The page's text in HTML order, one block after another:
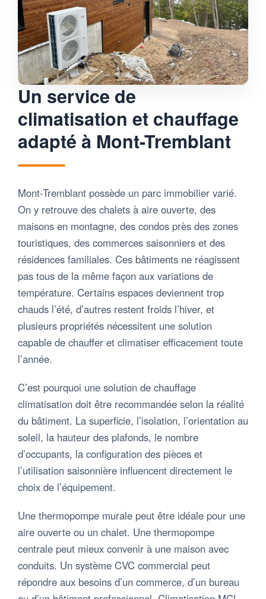
Un service de
climatisation et chauffage
adapté à Mont-Tremblant
Mont-Tremblant possède un parc immobilier varié.
On y retrouve des chalets à aire ouverte, des
maisons en montagne, des condos près des zones
touristiques, des commerces saisonniers et des
résidences familiales. Ces bâtiments ne réagissent
pas tous de la même façon aux variations de
température. Certains espaces deviennent trop
chauds l’été, d’autres restent froids l’hiver, et
plusieurs propriétés nécessitent une solution
capable de chauffer et climatiser efficacement toute
l’année.
C’est pourquoi une solution de chauffage
climatisation doit être recommandée selon la réalité
du bâtiment. La superficie, l’isolation, l’orientation au
soleil, la hauteur des plafonds, le nombre
d’occupants, la configuration des pièces et
l’utilisation saisonnière influencent directement le
choix de l’équipement.
Une thermopompe murale peut être idéale pour une
aire ouverte ou un chalet. Une thermopompe
centrale peut mieux convenir à une maison avec
conduits. Un système CVC commercial peut
répondre aux besoins d’un commerce, d’un bureau